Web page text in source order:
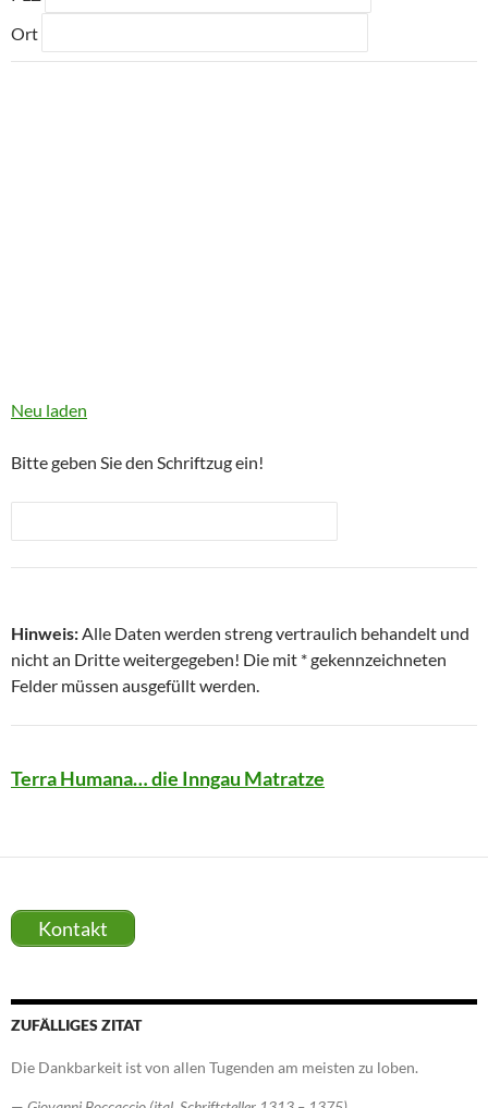
Ort
Neu laden
Bitte geben Sie den Schriftzug ein!
Hinweis:Alle Daten werden streng vertraulich behandelt und
nicht an Dritte weitergegeben! Die mit * gekennzeichneten
Felder müssen ausgefüllt werden.
Terra Humana… die Inngau Matratze
Kontakt
ZUFÄLLIGES ZITAT
Die Dankbarkeit ist von allen Tugenden am meisten zu loben.